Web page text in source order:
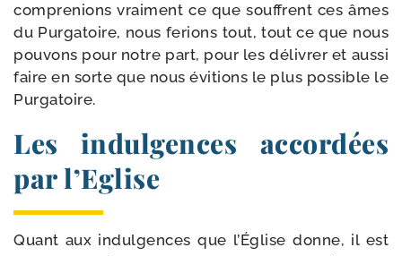
com­pre­nions vrai­ment ce que souffrent ces âmes
du Purgatoire, nous ferions tout, tout ce que nous
pou­vons pour notre part, pour les déli­vrer et aus­si
faire en sorte que nous évi­tions le plus pos­sible le
Purgatoire.
Les indulgences accordées
par l’Eglise
Quant aux indul­gences que l’Église donne, il est